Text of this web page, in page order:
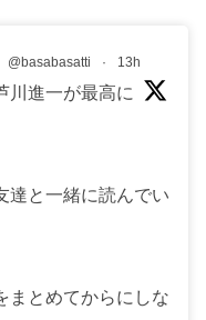
@basabasatti · 13h
川進一が最高に
達と一緒に読んでい
まとめてからにしな